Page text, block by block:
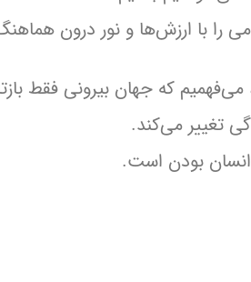
را با ارزش‌ها و نور درون
می‌فهمیم که جهان بیرونی فقط
تغییر می‌کند.
بودن است.